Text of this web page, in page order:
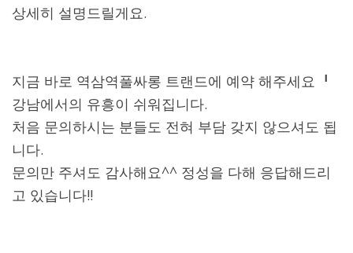
상세히 설명드릴게요.
지금 바로 역삼역풀싸롱 트랜드에 예약 해주세요 ╹
강남에서의 유흥이 쉬워집니다.
처음 문의하시는 분들도 전혀 부담 갖지 않으셔도 됩
니다.
문의만 주셔도 감사해요^^ 정성을 다해 응답해드리
고 있습니다!!